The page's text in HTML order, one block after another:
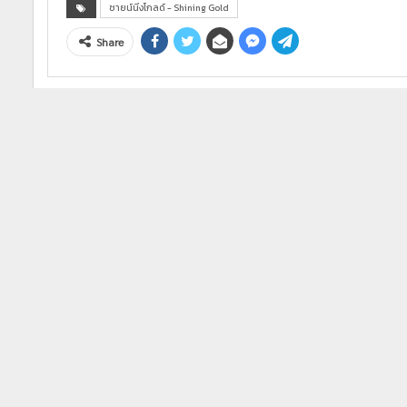
ชายน์นิ่งโกลด์ - Shining Gold
Share